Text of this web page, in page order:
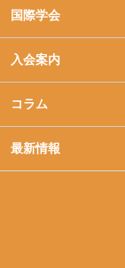
国際学会
入会案内
コラム
最新情報